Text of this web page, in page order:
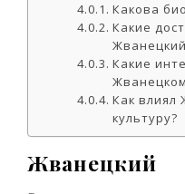
Какова
Какие
Какие
Как влиял
культуру?
Жванецкий